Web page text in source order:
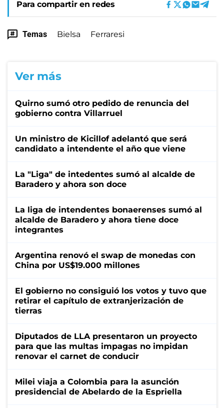
Para compartir en redes
Temas Bielsa Ferraresi
Ver más
Quirno sumó otro pedido de renuncia del
gobierno contra Villarruel
Un ministro de Kicillof adelantó que será
candidato a intendente el año que viene
La "Liga" de intedentes sumó al alcalde de
Baradero y ahora son doce
La liga de intendentes bonaerenses sumó al
alcalde de Baradero y ahora tiene doce
integrantes
Argentina renovó el swap de monedas con
China por US$19.000 millones
El gobierno no consiguió los votos y tuvo que
retirar el capítulo de extranjerización de
tierras
Diputados de LLA presentaron un proyecto
para que las multas impagas no impidan
renovar el carnet de conducir
Milei viaja a Colombia para la asunción
presidencial de Abelardo de la Espriella